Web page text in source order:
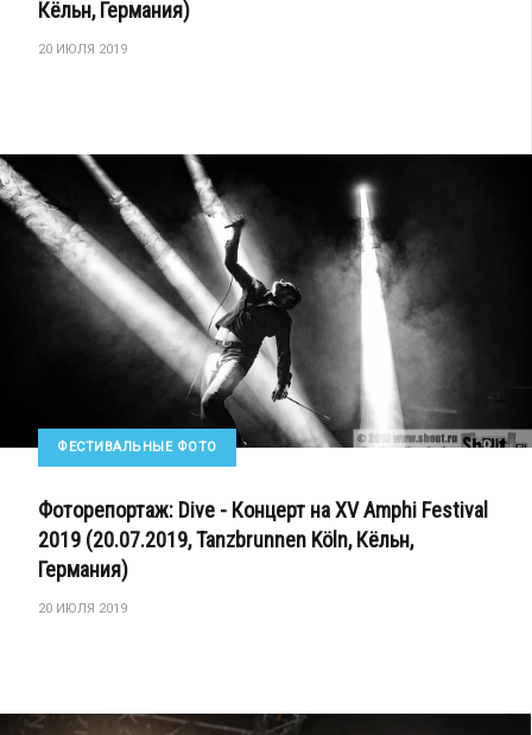
Кёльн, Германия)
20 ИЮЛЯ 2019
ФЕСТИВАЛЬНЫЕ ФОТО
Фоторепортаж: Dive - Концерт на XV Amphi Festival
2019 (20.07.2019, Tanzbrunnen Köln, Кёльн,
Германия)
20 ИЮЛЯ 2019